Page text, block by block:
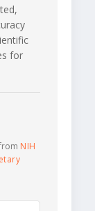
for
NIH